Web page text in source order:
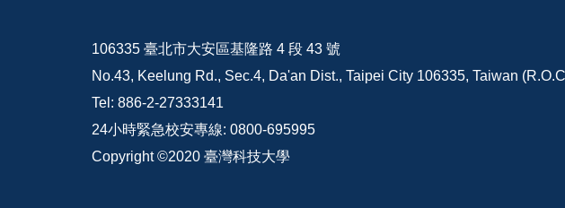
106335 臺北市大安區基隆路 4 段 43 號
No.43, Keelung Rd., Sec.4, Da'an Dist., Taipei City 106335, Taiwan
Tel: 886-2-27333141
24小時緊急校安專線: 0800-695995
Copyright ©2020 臺灣科技大學